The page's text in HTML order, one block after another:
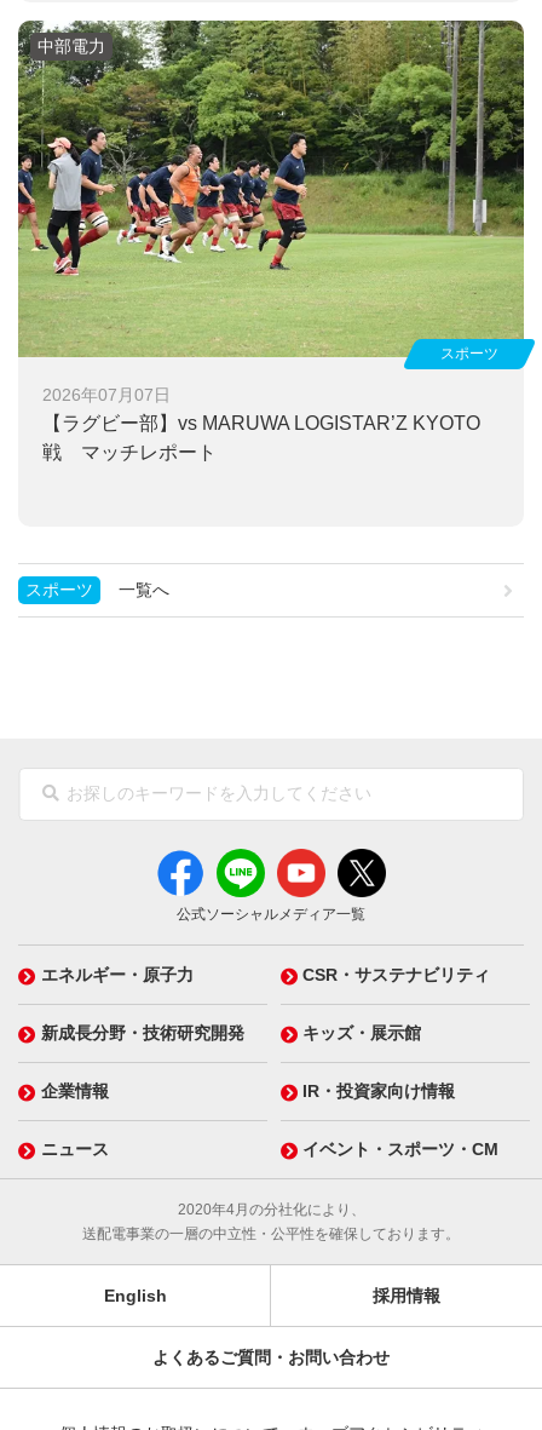
2026年07月07日
【ラグビー部】 vs MARUWA LOGISTAR’Z KYOTO
戦 マッチレポート
スポーツ
中部電力
スポーツ 一覧へ
公式ソーシャルメディア一覧
エネルギー・原子力 CSR・サステナビリティ
新成長分野・技術研究開発 キッズ・展示館
企業情報 IR・投資家向け情報
ニュース イベント・スポーツ・CM
2020年4月の分社化により、
送配電事業の一層の中立性・公平性を確保しております。
English 採用情報
よくあるご質問・お問い合わせ